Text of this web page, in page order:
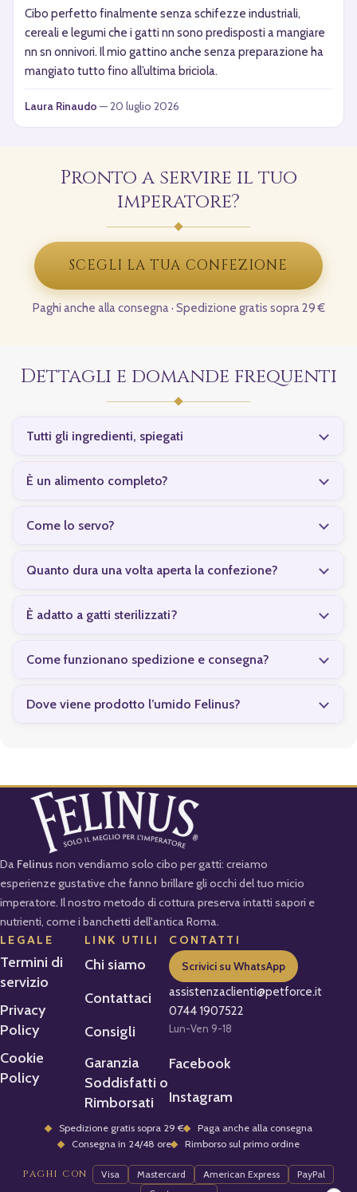
Cibo perfetto finalmente senza schifezze industriali,
cereali e legumi che i gatti nn sono predisposti a mangiare
nn sn onnivori. Il mio gattino anche senza preparazione ha
mangiato tutto fino all’ultima briciola.
Laura Rinaudo — 20 luglio 2026
Pronto a servire il tuo
imperatore?
SCEGLI LA TUA CONFEZIONE
Paghi anche alla consegna · Spedizione gratis sopra 29 €
Dettagli e domande frequenti
Tutti gli ingredienti, spiegati
È un alimento completo?
Come lo servo?
Quanto dura una volta aperta la confezione?
È adatto a gatti sterilizzati?
Come funzionano spedizione e consegna?
Dove viene prodotto l’umido Felinus?
Da Felinus non vendiamo solo cibo per gatti: creiamo
esperienze gustative che fanno brillare gli occhi del tuo micio
imperatore. Il nostro metodo di cottura preserva intatti sapori e
nutrienti, come i banchetti dell'antica Roma.
LEGALE
Termini di
servizio
Privacy
Policy
Cookie
Policy
LINK UTILI
Chi siamo
Contattaci
Consigli
Garanzia
Soddisfatti o
Rimborsati
CONTATTI
Scrivici su WhatsApp
assistenzaclienti@petforce.it
0744 1907522
Lun-Ven 9-18
Facebook
Instagram
Spedizione gratis sopra 29 €
Paga anche alla consegna
Consegna in 24/48 ore
Rimborso sul primo ordine
PAGHI CON Visa Mastercard American Express
PayPal